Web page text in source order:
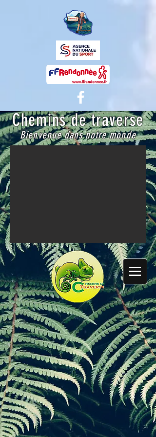
Chemins de traverse
Bienvenue dans notre monde